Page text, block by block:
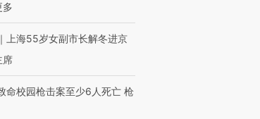
多
上海55岁女副市长解冬进京
席
命校园枪击案至少6人死亡 枪